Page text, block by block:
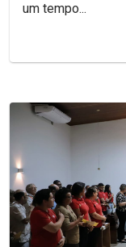
um tempo...